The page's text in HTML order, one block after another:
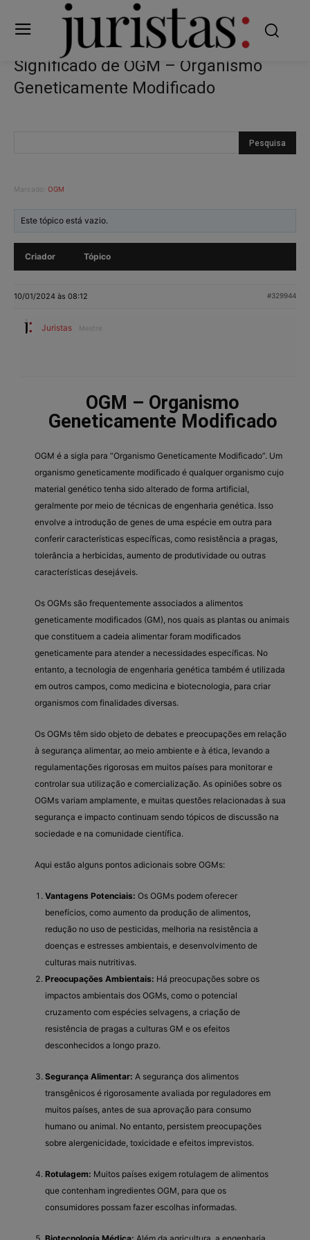
Significado de OGM – Organismo
Geneticamente Modificado
Marcado: OGM
Este tópico está vazio.
Criador Tópico
10/01/2024 às 08:12 #329944
Juristas Mestre
OGM – Organismo
Geneticamente Modificado
OGM é a sigla para “Organismo Geneticamente Modificado”. Um
organismo geneticamente modificado é qualquer organismo cujo
material genético tenha sido alterado de forma artificial,
geralmente por meio de técnicas de engenharia genética. Isso
envolve a introdução de genes de uma espécie em outra para
conferir características específicas, como resistência a pragas,
tolerância a herbicidas, aumento de produtividade ou outras
características desejáveis.
Os OGMs são frequentemente associados a alimentos
geneticamente modificados (GM), nos quais as plantas ou animais
que constituem a cadeia alimentar foram modificados
geneticamente para atender a necessidades específicas. No
entanto, a tecnologia de engenharia genética também é utilizada
em outros campos, como medicina e biotecnologia, para criar
organismos com finalidades diversas.
Os OGMs têm sido objeto de debates e preocupações em relação
à segurança alimentar, ao meio ambiente e à ética, levando a
regulamentações rigorosas em muitos países para monitorar e
controlar sua utilização e comercialização. As opiniões sobre os
OGMs variam amplamente, e muitas questões relacionadas à sua
segurança e impacto continuam sendo tópicos de discussão na
sociedade e na comunidade científica.
Aqui estão alguns pontos adicionais sobre OGMs:
Vantagens Potenciais: Os OGMs podem oferecer
benefícios, como aumento da produção de alimentos,
redução no uso de pesticidas, melhoria na resistência a
doenças e estresses ambientais, e desenvolvimento de
culturas mais nutritivas.
Preocupações Ambientais: Há preocupações sobre os
impactos ambientais dos OGMs, como o potencial
cruzamento com espécies selvagens, a criação de
resistência de pragas a culturas GM e os efeitos
desconhecidos a longo prazo.
Segurança Alimentar: A segurança dos alimentos
transgênicos é rigorosamente avaliada por reguladores em
muitos países, antes de sua aprovação para consumo
humano ou animal. No entanto, persistem preocupações
sobre alergenicidade, toxicidade e efeitos imprevistos.
Rotulagem: Muitos países exigem rotulagem de alimentos
que contenham ingredientes OGM, para que os
consumidores possam fazer escolhas informadas.